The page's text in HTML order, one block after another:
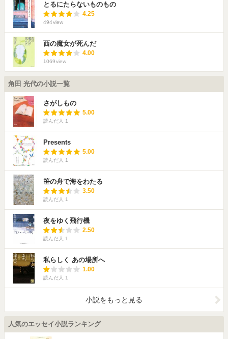
とるにたらないものもの
4.25
494view
西の魔女が死んだ
4.00
1069view
角田 光代の小説一覧
さがしもの
5.00
読んだ人 1
Presents
5.00
読んだ人 1
笹の舟で海をわたる
3.50
読んだ人 1
夜をゆく飛行機
2.50
読んだ人 1
私らしく あの場所へ
1.00
読んだ人 1
小説をもっと見る
人気のエッセイ小説ランキング